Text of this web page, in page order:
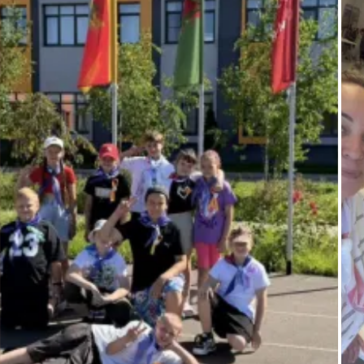
Ребята написали добрые
пожелания тем, кто, к
сожалению, не сможет
встретить Новый год в
семьи. Мы зарядились
предновогодним
настроением и еще раз
убедились, что самые
теплые и радостные
моменты дарят нам именно
семейные традиции.